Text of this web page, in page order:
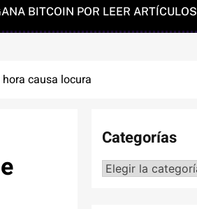
BITCOIN POR LEER ARTÍCULOS
causa locura
Categorías
Categorías